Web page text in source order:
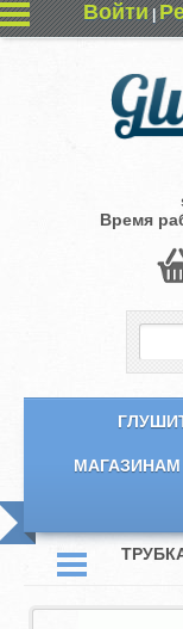
Войти|
Время